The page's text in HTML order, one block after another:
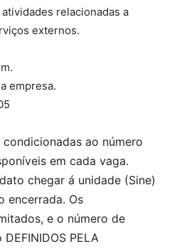
relacionadas a
externos.
empresa.
ao número
em cada vaga.
chegar á unidade (Sine)
encerrada. Os
e o número de
PELA